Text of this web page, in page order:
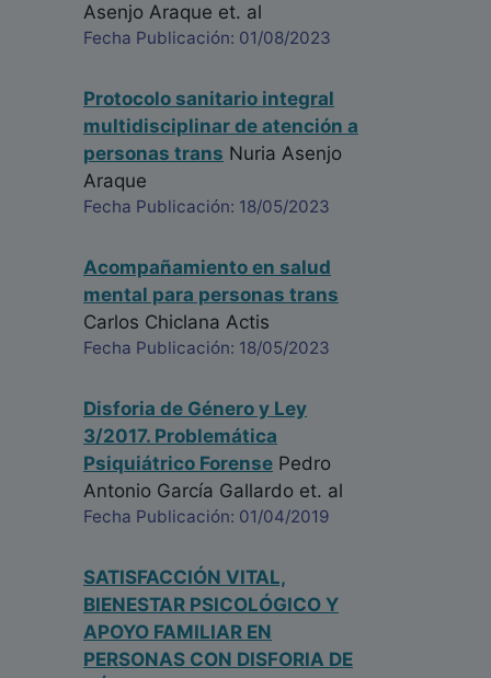
Asenjo Araque et. al
Fecha Publicación: 01/08/2023
Protocolo sanitario integral
multidisciplinar de atención a
personas trans Nuria Asenjo
Araque
Fecha Publicación: 18/05/2023
Acompañamiento en salud
mental para personas trans
Carlos Chiclana Actis
Fecha Publicación: 18/05/2023
Disforia de Género y Ley
3/2017. Problemática
Psiquiátrico Forense Pedro
Antonio García Gallardo et. al
Fecha Publicación: 01/04/2019
SATISFACCIÓN VITAL,
BIENESTAR PSICOLÓGICO Y
APOYO FAMILIAR EN
PERSONAS CON DISFORIA DE